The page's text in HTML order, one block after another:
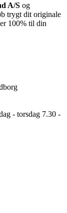
A/S og
trygt dit originale
100% til din
- torsdag 7.30 -